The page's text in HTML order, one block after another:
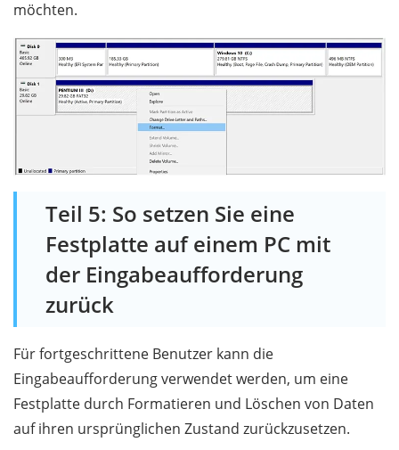
möchten.
Teil 5: So setzen Sie eine
Festplatte auf einem PC mit
der Eingabeaufforderung
zurück
Für fortgeschrittene Benutzer kann die
Eingabeaufforderung verwendet werden, um eine
Festplatte durch Formatieren und Löschen von Daten
auf ihren ursprünglichen Zustand zurückzusetzen.